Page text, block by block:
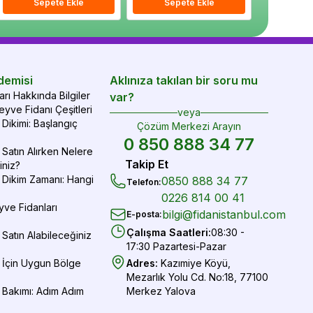
Sepete Ekle Sepete Ekle
Sepete Ekle Sepete Ekle
Hakkında Bilgiler
Fidanı Çeşitleri
Başlangıç
Alırken Nelere
Zamanı: Hangi
Fidanları
Alabileceğiniz
İçin Uygun Bölge
Adım Adım
Aklınıza takılan bir soru mu
var?
veya
Çözüm Merkezi Arayın
0 850 888 34 77
Takip Et
Telefon:0850 888 34 77
0226 814 00 41
E-posta:bilgi@fidanistanbul.com
Çalışma Saatleri:08:30 -
17:30 Pazartesi-Pazar
Adres: Kazımiye Köyü,
Mezarlık Yolu Cd. No:18, 77100
Merkez Yalova